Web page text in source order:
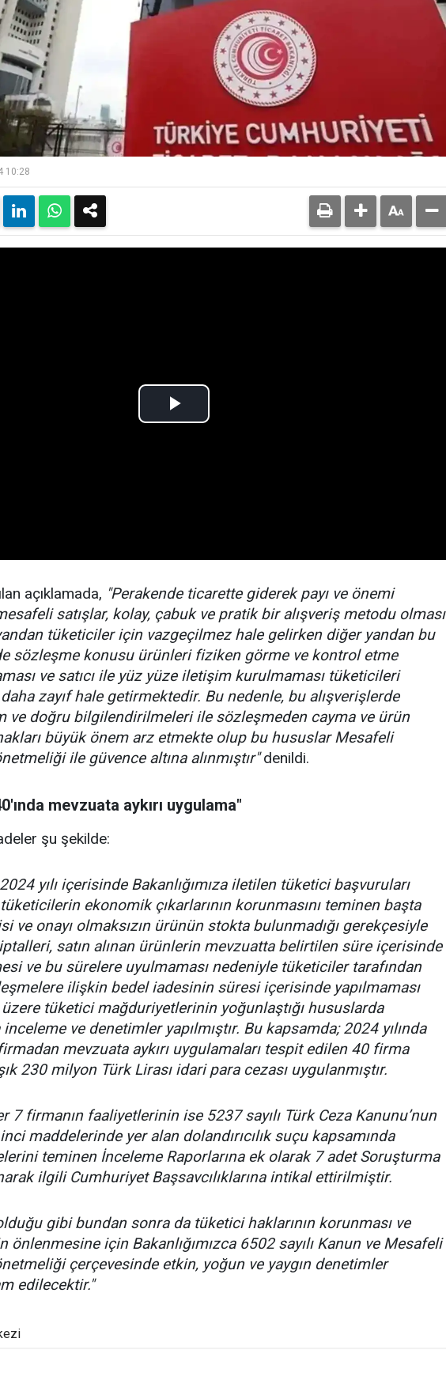
10:28
açıklamada, "Perakende ticarette giderek payı ve önemi
satışlar, kolay, çabuk ve pratik bir alışveriş metodu olması
tüketiciler için vazgeçilmez hale gelirken diğer yandan bu
sözleşme konusu ürünleri fiziken görme ve kontrol etme
ve satıcı ile yüz yüze iletişim kurulmaması tüketicileri
zayıf hale getirmektedir. Bu nedenle, bu alışverişlerde
ve doğru bilgilendirilmeleri ile sözleşmeden cayma ve ürün
büyük önem arz etmekte olup bu hususlar Mesafeli
ile güvence altına alınmıştır"denildi.
mevzuata aykırı uygulama"
şu şekilde:
yılı içerisinde Bakanlığımıza iletilen tüketici başvuruları
ekonomik çıkarlarının korunmasını teminen başta
ve onayı olmaksızın ürünün stokta bulunmadığı gerekçesiyle
satın alınan ürünlerin mevzuatta belirtilen süre içerisinde
ve bu sürelere uyulmaması nedeniyle tüketiciler tarafından
ilişkin bedel iadesinin süresi içerisinde yapılmaması
tüketici mağduriyetlerinin yoğunlaştığı hususlarda
inceleme ve denetimler yapılmıştır. Bu kapsamda; 2024 yılında
mevzuata aykırı uygulamaları tespit edilen 40 firma
230 milyon Türk Lirası idari para cezası uygulanmıştır.
7 firmanın faaliyetlerinin ise 5237 sayılı Türk Ceza Kanunu’nun
maddelerinde yer alan dolandırıcılık suçu kapsamında
teminen İnceleme Raporlarına ek olarak 7 adet Soruşturma
ilgili Cumhuriyet Başsavcılıklarına intikal ettirilmiştir.
gibi bundan sonra da tüketici haklarının korunması ve
önlenmesine için Bakanlığımızca 6502 sayılı Kanun ve Mesafeli
çerçevesinde etkin, yoğun ve yaygın denetimler
edilecektir."